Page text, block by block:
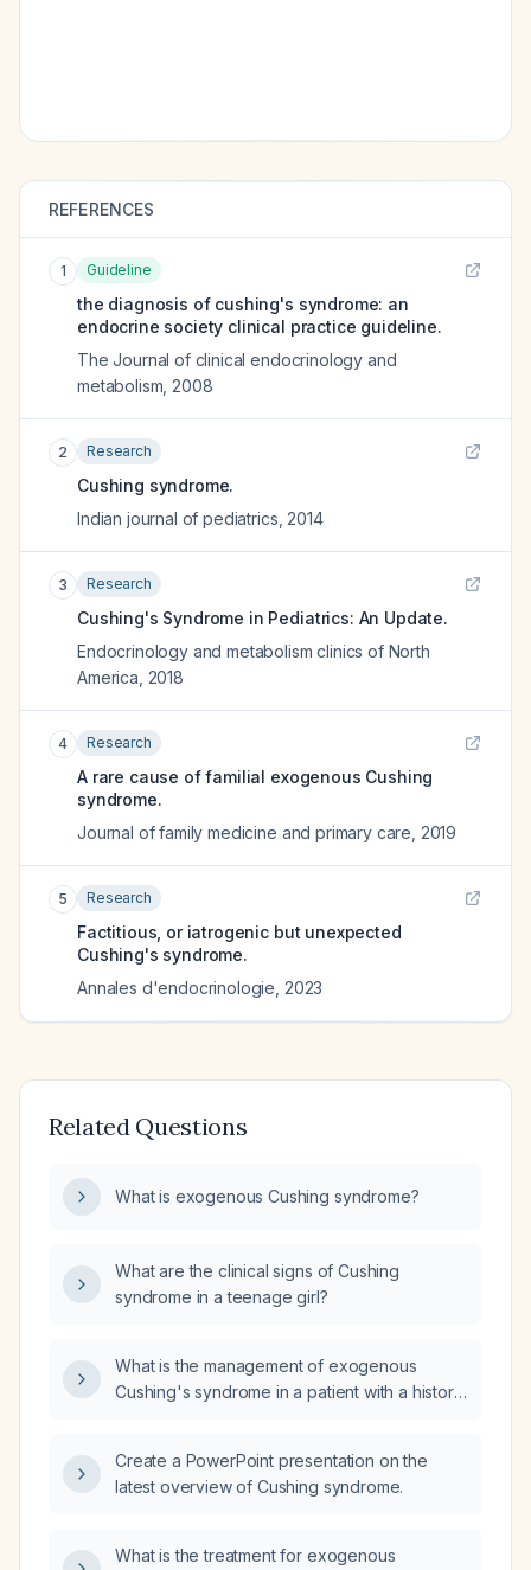
REFERENCES
1 Guideline
the diagnosis of cushing's syndrome: an
endocrine society clinical practice guideline.
The Journal of clinical endocrinology and
metabolism 2008
2 Research
Cushing syndrome.
Indian journal of pediatrics 2014
3 Research
Cushing's Syndrome in Pediatrics: An Update.
Endocrinology and metabolism clinics of North
America 2018
4 Research
A rare cause of familial exogenous Cushing
syndrome.
Journal of family medicine and primary care 2019
5 Research
Factitious, or iatrogenic but unexpected
Cushing's syndrome.
Annales d'endocrinologie 2023
Related Questions
What is exogenous Cushing syndrome?
What are the clinical signs of Cushing
syndrome in a teenage girl?
What is the management of exogenous
Cushing's syndrome in a patient with a history
as prednisone?
Create a PowerPoint presentation on the
latest overview of Cushing syndrome.
What is the treatment for exogenous